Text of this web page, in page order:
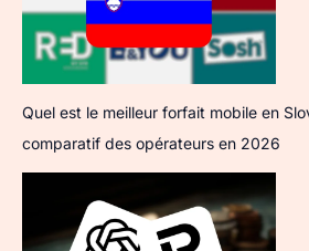
Quel est le meilleur forfait mobile en
comparatif des opérateurs en 2026